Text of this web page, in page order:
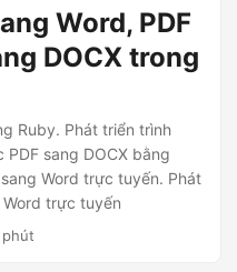
sử dụng.
Word, PDF
DOCX trong
Ruby. Phát triển trình
PDF sang DOCX bằng
Word trực tuyến. Phát
trực tuyến
phút